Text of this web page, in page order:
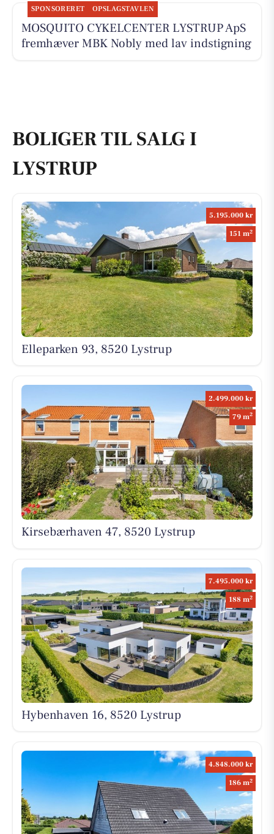
SPONSORERET OPSLAGSTAVLEN
MOSQUITO CYKELCENTER LYSTRUP ApS
fremhæver MBK Nobly med lav indstigning
BOLIGER TIL SALG I
LYSTRUP
5.195.000 kr
151 m2
Elleparken 93, 8520 Lystrup
2.499.000 kr
79 m2
Kirsebærhaven 47, 8520 Lystrup
7.495.000 kr
188 m2
Hybenhaven 16, 8520 Lystrup
4.848.000 kr
186 m2